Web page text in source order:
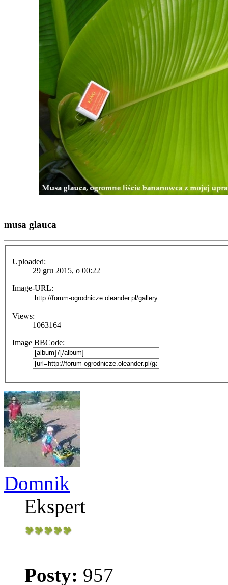
musa glauca
Uploaded:
29 gru 2015, o 00:22
Image-URL:
Views:
1063164
Image BBCode:
Domnik
Ekspert
Posty: 957